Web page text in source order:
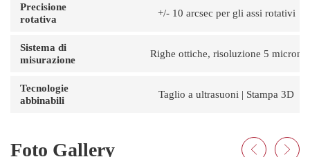
Precisione
rotativa
+/- 10 arcsec per gli assi rotativi
Sistema di
misurazione
Righe ottiche, risoluzione 5 micron
Tecnologie
abbinabili
Taglio a ultrasuoni | Stampa 3D
Foto Gallery